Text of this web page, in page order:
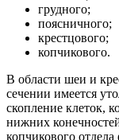
грудного;
поясничного;
крестцового;
копчикового.
В области шеи и
сечении имеется
скопление клеток,
нижних
копчикового